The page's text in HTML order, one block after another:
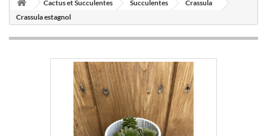
Cactus et Succulentes Succulentes
Crassula
Crassula estagnol